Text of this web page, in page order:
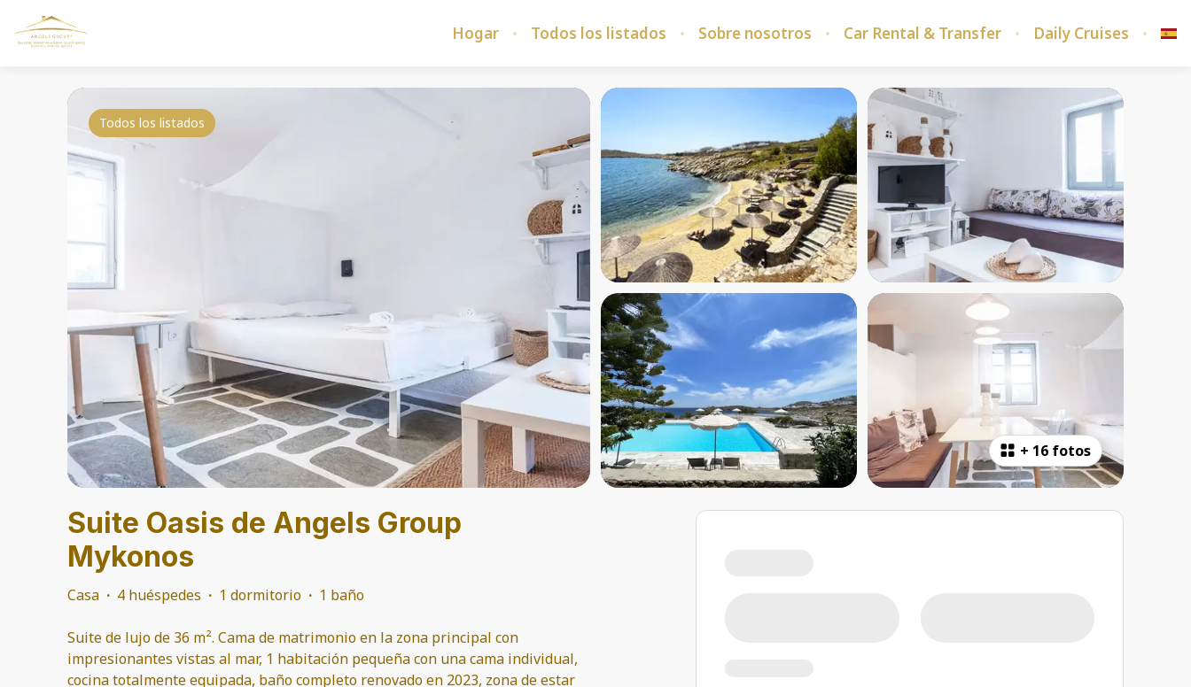
Hogar Todos los listados Sobre nosotros Car Rental & Transfer Daily Cruises
+ 16 fotos
Todos los listados
Suite Oasis de Angels Group
Mykonos
Casa · 4 huéspedes · 1 dormitorio · 1 baño
Suite de lujo de 36 m². Cama de matrimonio en la zona principal con
impresionantes vistas al mar, 1 habitación pequeña con una cama individual,
cocina totalmente equipada, baño completo renovado en 2023, zona de estar